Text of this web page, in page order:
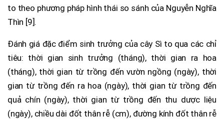
to theo phương pháp hình thái so sánh của Nguyễn Nghĩa
Thìn [9].
Đánh giá đặc điểm sinh trưởng của cây Sì to qua các chỉ
tiêu: thời gian sinh trưởng (tháng), thời gian ra hoa
(tháng), thời gian từ trồng đến vườn ngồng (ngày), thời
gian từ trồng đến ra hoa (ngày), thời gian từ trồng đến
quả chín (ngày), thời gian từ trồng đến thu dược liệu
(ngày), chiều dài đốt thân rễ (cm), đường kính đốt thân rễ